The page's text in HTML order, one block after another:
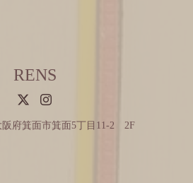
RENS
府箕面市箕面5丁目11-2 2F